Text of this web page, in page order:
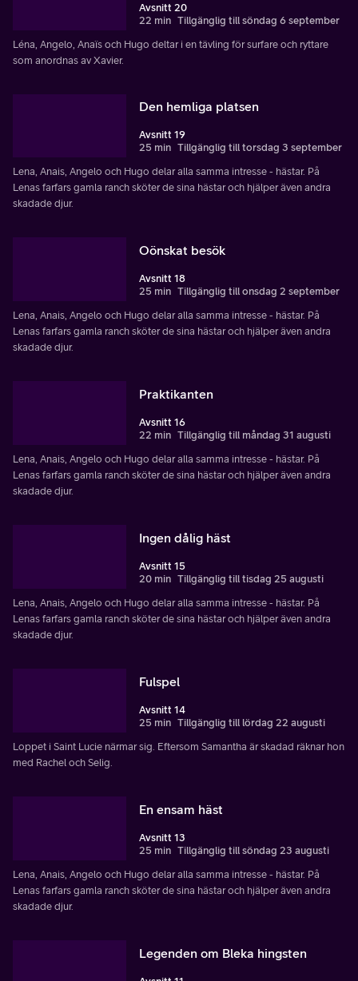
Avsnitt 20
22 min Tillgänglig till söndag 6 september
Léna, Angelo, Anaïs och Hugo deltar i en tävling för surfare och ryttare
som anordnas av Xavier.
Den hemliga platsen
Avsnitt 19
25 min Tillgänglig till torsdag 3 september
Lena, Anais, Angelo och Hugo delar alla samma intresse - hästar. På
Lenas farfars gamla ranch sköter de sina hästar och hjälper även andra
skadade djur.
Oönskat besök
Avsnitt 18
25 min Tillgänglig till onsdag 2 september
Lena, Anais, Angelo och Hugo delar alla samma intresse - hästar. På
Lenas farfars gamla ranch sköter de sina hästar och hjälper även andra
skadade djur.
Praktikanten
Avsnitt 16
22 min Tillgänglig till måndag 31 augusti
Lena, Anais, Angelo och Hugo delar alla samma intresse - hästar. På
Lenas farfars gamla ranch sköter de sina hästar och hjälper även andra
skadade djur.
Ingen dålig häst
Avsnitt 15
20 min Tillgänglig till tisdag 25 augusti
Lena, Anais, Angelo och Hugo delar alla samma intresse - hästar. På
Lenas farfars gamla ranch sköter de sina hästar och hjälper även andra
skadade djur.
Fulspel
Avsnitt 14
25 min Tillgänglig till lördag 22 augusti
Loppet i Saint Lucie närmar sig. Eftersom Samantha är skadad räknar hon
med Rachel och Selig.
En ensam häst
Avsnitt 13
25 min Tillgänglig till söndag 23 augusti
Lena, Anais, Angelo och Hugo delar alla samma intresse - hästar. På
Lenas farfars gamla ranch sköter de sina hästar och hjälper även andra
skadade djur.
Legenden om Bleka hingsten